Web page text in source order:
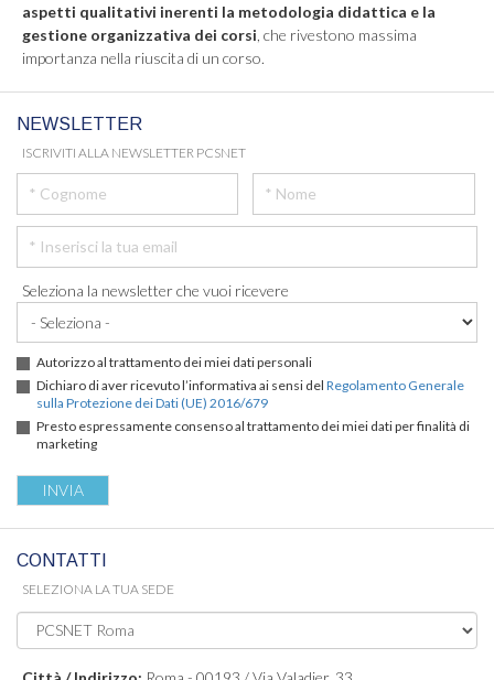
aspetti qualitativi inerenti la metodologia didattica e la
gestione organizzativa dei corsi , che rivestono massima
importanza nella riuscita di un corso.
NEWSLETTER
ISCRIVITI ALLA NEWSLETTER PCSNET
Seleziona la newsletter che vuoi ricevere
Autorizzo al trattamento dei miei dati personali
Dichiaro di aver ricevuto l’informativa ai sensi del Regolamento Generale
sulla Protezione dei Dati (UE) 2016/679
Presto espressamente consenso al trattamento dei miei dati per finalità di
marketing
CONTATTI
SELEZIONA LA TUA SEDE